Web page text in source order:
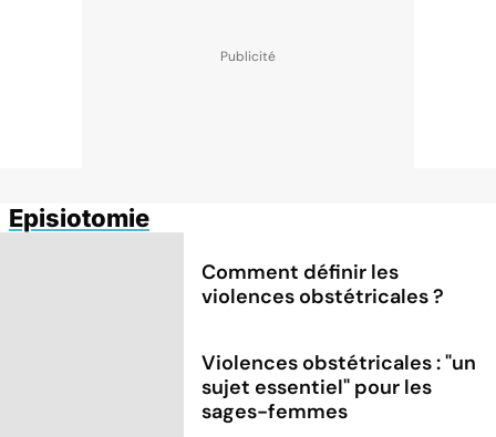
Episiotomie
Comment définir les
violences obstétricales ?
Violences obstétricales : "un
sujet essentiel" pour les
sages-femmes